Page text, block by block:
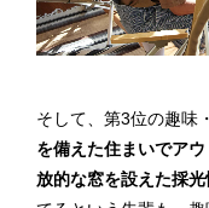
そして、 第3位の趣味
を備えた住まいでア
放的な窓を設えた採